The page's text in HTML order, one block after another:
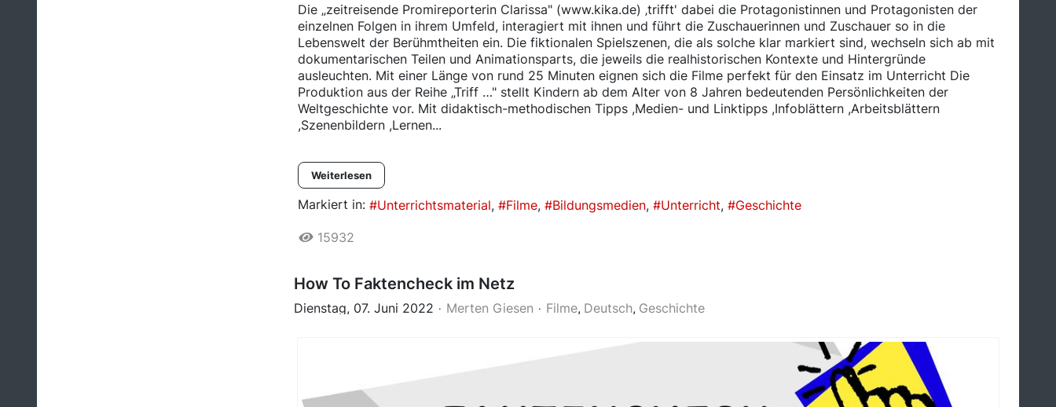
Die „zeitreisende Promireporterin Clarissa" (www.kika.de) ‚trifft' dabei die Protagonistinnen und Protagonisten der
einzelnen Folgen in ihrem Umfeld, interagiert mit ihnen und führt die Zuschauerinnen und Zuschauer so in die
Lebenswelt der Berühmtheiten ein. Die fiktionalen Spielszenen, die als solche klar markiert sind, wechseln sich ab mit
dokumentarischen Teilen und Animationsparts, die jeweils die realhistorischen Kontexte und Hintergründe
ausleuchten. Mit einer Länge von rund 25 Minuten eignen sich die Filme perfekt für den Einsatz im Unterricht Die
Produktion aus der Reihe „Triff …" stellt Kindern ab dem Alter von 8 Jahren bedeutenden Persönlichkeiten der
Weltgeschichte vor. Mit didaktisch-methodischen Tipps ,Medien- und Linktipps ,Infoblättern ,Arbeitsblättern
,Szenenbildern ,Lernen...
Weiterlesen
Markiert in: Unterrichtsmaterial Filme Bildungsmedien Unterricht Geschichte
15932
How To Faktencheck im Netz
Dienstag, 07. Juni 2022 Merten Giesen Filme Deutsch Geschichte